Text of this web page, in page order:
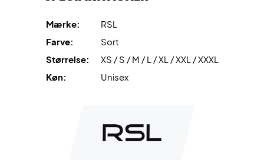
Mærke:
RSL
Farve:
Sort
Størrelse:
XS / S / M / L / XL / XXL / XXXL
Køn:
Unisex